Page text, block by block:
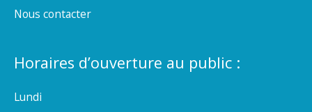
Nous contacter
Horaires d’ouverture au public :
Lundi